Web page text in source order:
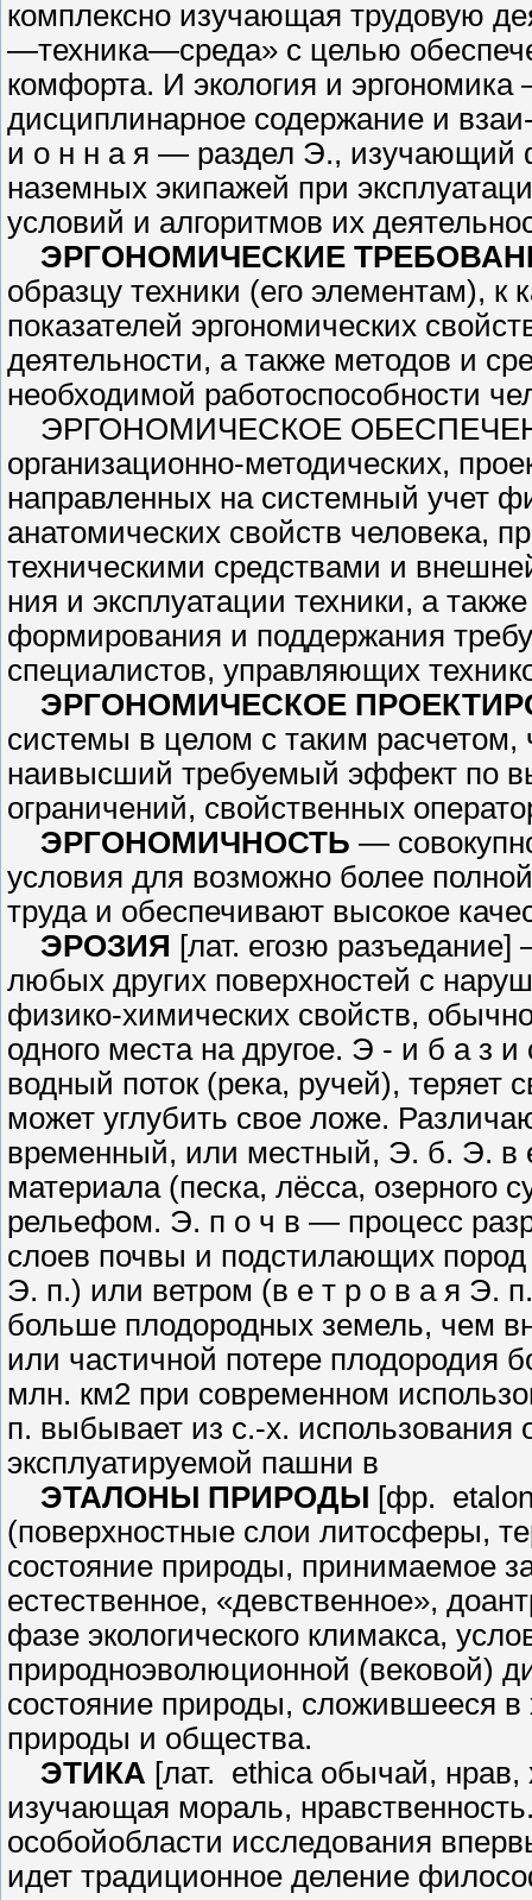
комплексно изучающая трудовую
—техника—среда» с целью
комфорта. И экология и
дисциплинарное содержание и
и о н н а я — раздел Э., изучающий
наземных экипажей при
условий и алгоритмов их
ЭРГОНОМИЧЕСКИЕ
образцу техники (его эле­ментам), к
показателей эргономи­ческих
деятельности, а также методов и
необходимой работоспособности
ЭРГОНОМИЧЕСКОЕ
организационно-методических,
направленных на системный учет
анатомических свойств человека,
техническими средствами и
ния и эксплуатации техники, а
формирования и поддержания
специалистов, управляющих
ЭРГОНОМИЧЕСКОЕ
системы в целом с таким
наивысший требуемый эффект по
ограничений, свойственных
ЭРГОНОМИЧНОСТЬ —
условия для возможно более
труда и обеспечивают высо­кое
ЭРОЗИЯ [лат. егозю
любых других поверхностей с
физико-химических свойств,
одного места на другое. Э - и б а з
водный поток (река, ручей),
может углу­бить свое ложе.
временный, или мест­ный, Э. б. Э. в
материала (песка, лёс­са, озерного
рельефом. Э. п о ч в — про­цесс
слоев почвы и подстилающих
Э. п.) или ветром (в е т р о ­в а я Э.
больше плодородных земель, чем
или частичной потере
млн. км2 при современном
п. выбывает из с.-х. ис­пользования
эксплуатируемой пашни в
ЭТАЛОНЫ ПРИРОДЫ [фр.
(поверхностные слои литосферы,
состояние природы, принимаемое
естес­твенное, «девственное»,
фазе экологического климакса,
природноэволюционной (вековой)
состояние природы, сложившееся в
природы и об­щества.
ЭТИКА [лат. ethica обычай,
изучающая мораль,
особойобласти исследования
идет традиционное деление